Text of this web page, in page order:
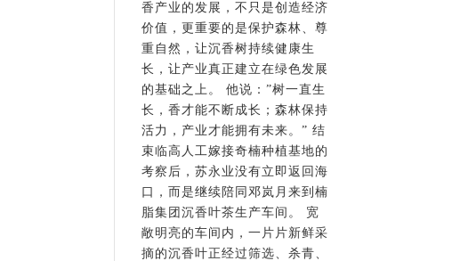
香产业的发展，不只是创造经济
价值，更重要的是保护森林、尊
重自然，让沉香树持续健康生
长，让产业真正建立在绿色发展
的基础之上。 他说：”树一直生
长，香才能不断成长；森林保持
活力，产业才能拥有未来。” 结
束临高人工嫁接奇楠种植基地的
考察后，苏永业没有立即返回海
口，而是继续陪同邓岚月来到楠
脂集团沉香叶茶生产车间。 宽
敞明亮的车间内，一片片新鲜采
摘的沉香叶正经过筛选、杀青、